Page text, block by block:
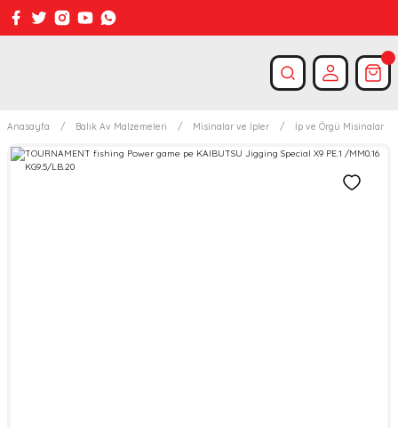
Anasayfa Balık Av Malzemeleri Misinalar ve İpler İp ve Örgü Misinalar